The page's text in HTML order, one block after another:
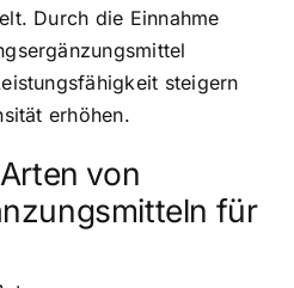
Durch die Einnahme
steigern
erhöhen.
von
für